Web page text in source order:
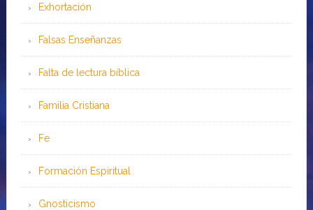
Exhortación
Falsas Enseñanzas
Falta de lectura bíblica
Familia Cristiana
Fe
Formación Espiritual
Gnosticismo